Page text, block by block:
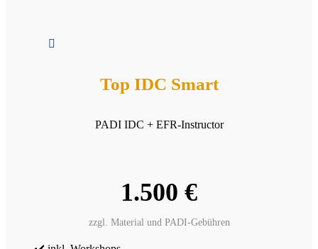

Top IDC Smart
PADI IDC + EFR-Instructor
1.500 €
zzgl. Material und PADI-Gebühren